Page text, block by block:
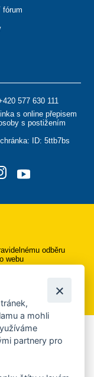
577 630 111
s online přepisem
s postižením
ID: 5ttb7bs
fórum
odběru
webu
upozornění na
a mohli
partnery pro